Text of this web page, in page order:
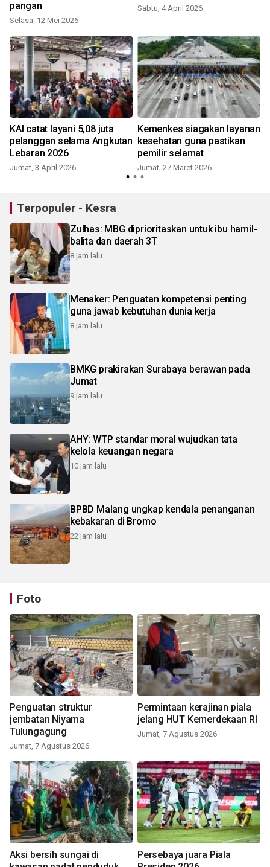
pangan
Selasa, 12 Mei 2026
Sabtu, 4 April 2026
KAI catat layani 5,08 juta
pelanggan selama Angkutan
Lebaran 2026
Jumat, 3 April 2026
Kemenkes siagakan layanan
kesehatan guna pastikan
pemilir selamat
Jumat, 27 Maret 2026
Terpopuler - Kesra
Zulhas: MBG diprioritaskan untuk ibu hamil-
balita dan daerah 3T
8 jam lalu
Menaker: Penguatan kompetensi penting
guna jawab kebutuhan dunia kerja
8 jam lalu
BMKG prakirakan Surabaya berawan pada
Jumat
9 jam lalu
AHY: WTP standar moral wujudkan tata
kelola keuangan negara
10 jam lalu
BPBD Malang ungkap kendala penanganan
kebakaran di Bromo
22 jam lalu
Foto
Penguatan struktur
jembatan Niyama
Tulungagung
Jumat, 7 Agustus 2026
Permintaan kerajinan piala
jelang HUT Kemerdekaan RI
Jumat, 7 Agustus 2026
Aksi bersih sungai di
Persebaya juara Piala